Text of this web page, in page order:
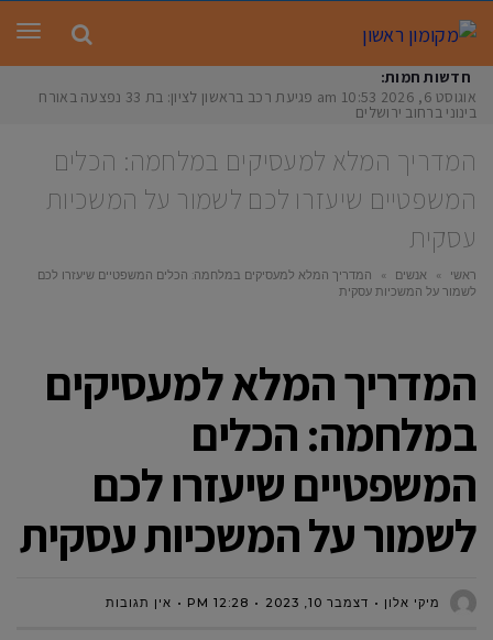
חדשות חמות:
אוגוסט 6, 2026
10:53 am פגיעת רכב בראשון לציון: בת 33 נפצעה באורח
בינוני ברחוב ירושלים
המדריך המלא למעסיקים במלחמה: הכלים
המשפטיים שיעזרו לכם לשמור על המשכיות
עסקית
ראשי » אנשים »
המדריך המלא למעסיקים במלחמה: הכלים המשפטיים שיעזרו לכם
לשמור על המשכיות עסקית
המדריך המלא למעסיקים
במלחמה: הכלים
המשפטיים שיעזרו לכם
לשמור על המשכיות עסקית
מיקי אלון דצמבר 10, 2023 12:28 PM אין תגובות